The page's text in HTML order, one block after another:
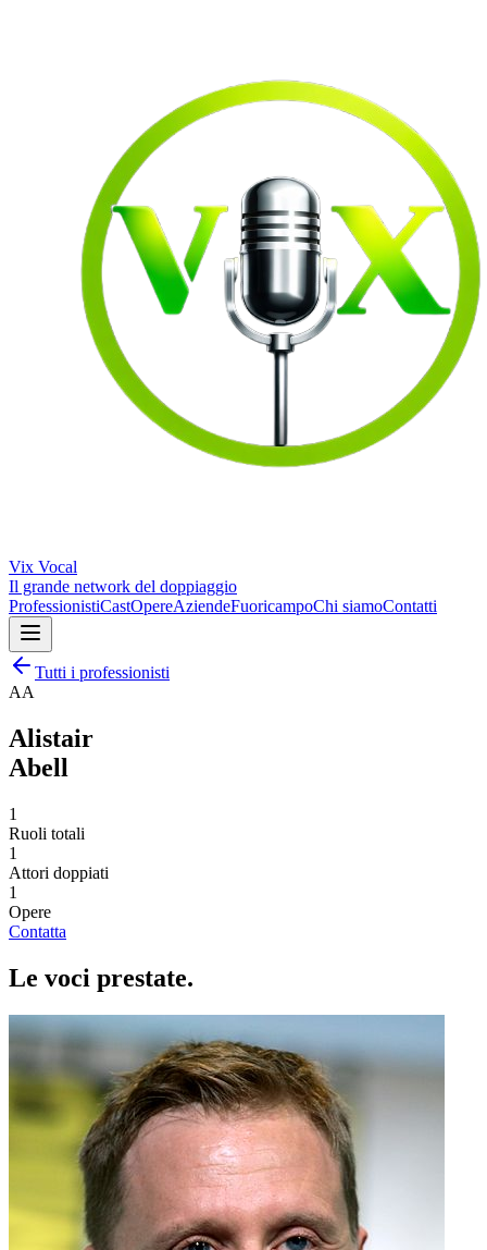
Vix Vocal
Il grande network del doppiaggio
ProfessionistiCastOpereAziendeFuoricampoChi siamoContatti
Tutti i professionisti
AA
Alistair
Abell
1
Ruoli totali
1
Attori doppiati
1
Opere
Contatta
Le voci prestate.